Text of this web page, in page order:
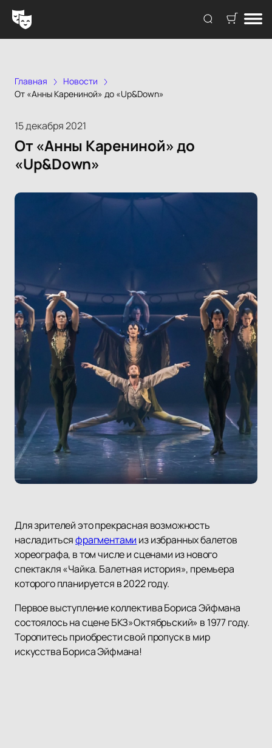
Главная
Новости
От «Анны Карениной» до «Up&Down»
15 декабря 2021
От «Анны Карениной» до
«Up&Down»
Для зрителей это прекрасная возможность
насладитьсяфрагментами из избранных балетов
хореографа, в том числе и сценами из нового
спектакля «Чайка. Балетная история», премьера
которого планируется в 2022 году.
Первое выступление коллектива Бориса Эйфмана
состоялось на сцене БКЗ»Октябрьский» в 1977 году.
Торопитесь приобрести свой пропуск в мир
искусства Бориса Эйфмана!